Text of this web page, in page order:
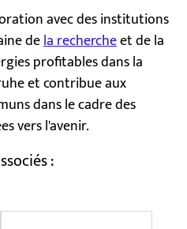
avec des institutions
dela rechercheet de la
profitables dans la
et contribue aux
dans le cadre des
vers l'avenir.
: